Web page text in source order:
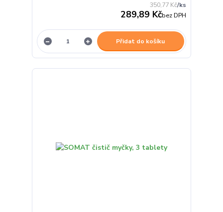
350,77 Kč/ks
289,89 Kčbez DPH
Přidat do košíku